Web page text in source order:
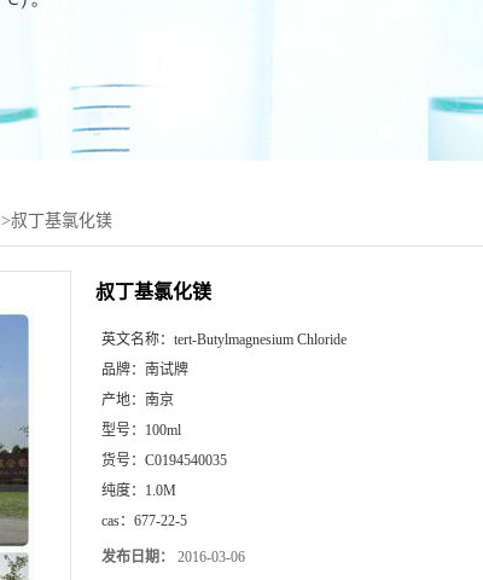
>叔丁基氯化镁
叔丁基氯化镁
英文名称： tert-Butylmagnesium Chloride
品牌： 南试牌
产地： 南京
型号： 100ml
货号： C0194540035
纯度： 1.0M
cas： 677-22-5
发布日期： 2016-03-06